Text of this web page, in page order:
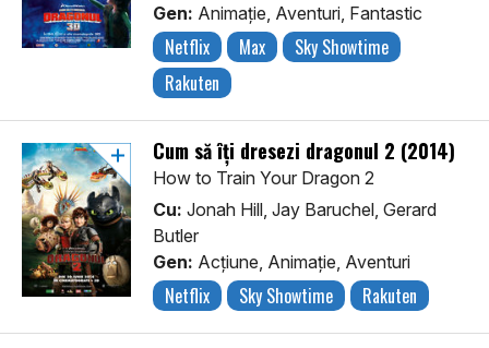
Gen: Animaţie, Aventuri, Fantastic
Netflix Max
Sky Showtime
Rakuten
Cum să îți dresezi dragonul 2 (2014)
How to Train Your Dragon 2
Cu: Jonah Hill, Jay Baruchel, Gerard
Butler
Gen: Acţiune, Animaţie, Aventuri
Netflix Sky Showtime Rakuten